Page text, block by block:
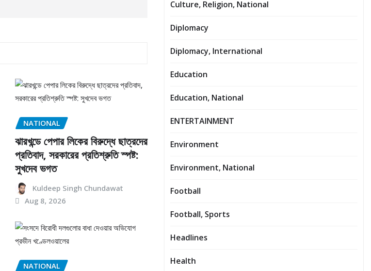
NATIONAL
ঝারখন্ডে পেপার লিকের বিরুদ্ধে ছাত্রদের
প্রতিবাদ, সরকারের প্রতিশ্রুতি স্পষ্ট:
সুখদেব ভগত
Kuldeep Singh Chundawat
Aug 8, 2026
NATIONAL
Culture, Religion, National
Diplomacy
Diplomacy, International
Education
Education, National
ENTERTAINMENT
Environment
Environment, National
Football
Football, Sports
Headlines
Health